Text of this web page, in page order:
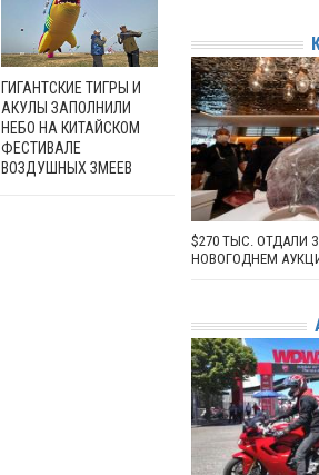
ГИГАНТСКИЕ ТИГРЫ И
АКУЛЫ ЗАПОЛНИЛИ
НЕБО НА КИТАЙСКОМ
ФЕСТИВАЛЕ
ВОЗДУШНЫХ ЗМЕЕВ
$270 ТЫС. ОТДАЛИ
НОВОГОДНЕМ